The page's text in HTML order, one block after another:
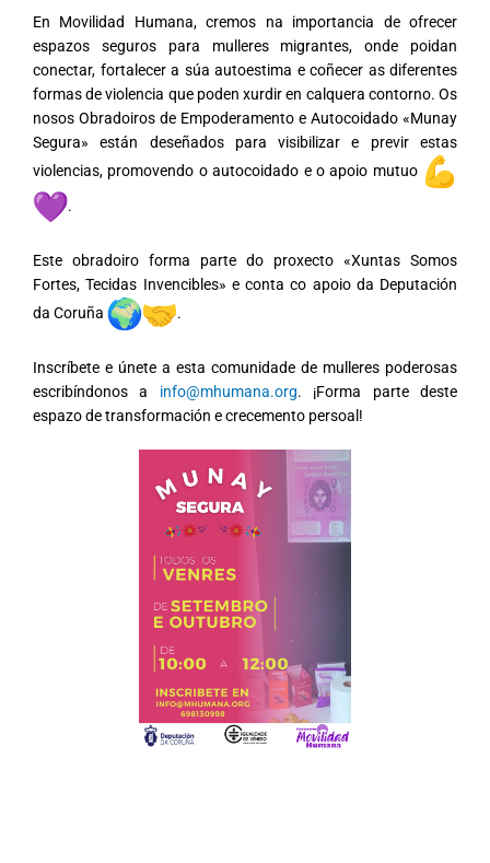
En Movilidad Humana, cremos na importancia de ofrecer
espazos seguros para mulleres migrantes, onde poidan
conectar, fortalecer a súa autoestima e coñecer as diferentes
formas de violencia que poden xurdir en calquera contorno. Os
nosos Obradoiros de Empoderamento e Autocoidado «Munay
Segura» están deseñados para visibilizar e previr estas
violencias, promovendo o autocoidado e o apoio mutuo
.
Este obradoiro forma parte do proxecto «Xuntas Somos
Fortes, Tecidas Invencibles» e conta co apoio da Deputación
da Coruña
.
Inscríbete e únete a esta comunidade de mulleres poderosas
escribíndonos a info@mhumana.org. ¡Forma parte deste
espazo de transformación e crecemento persoal!